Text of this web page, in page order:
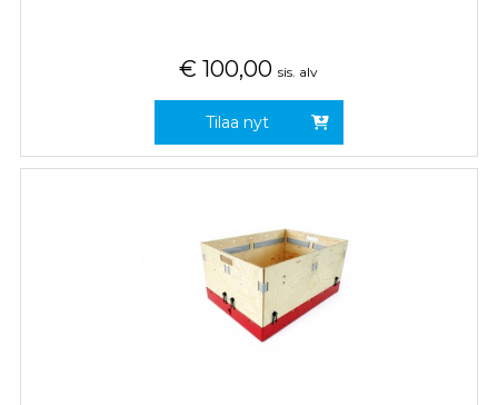
€ 100,00 sis. alv
Tilaa nyt